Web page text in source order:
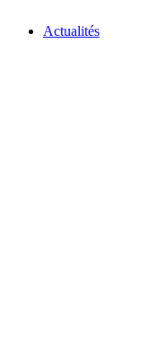
Actualités